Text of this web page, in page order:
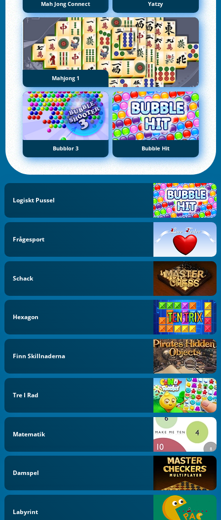
Mah Jong Connect Yatzy
Mahjong 1
Bubblor 3 Bubble Hit
Logiskt Pussel
Frågesport
Schack
Hexagon
Finn Skillnaderna
Tre I Rad
Matematik
Damspel
Labyrint